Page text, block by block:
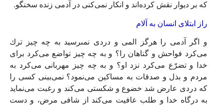
كه بر ديوار نقش كرده‌‏اند و انكار نمى‏‌كنى در آدمى زنده سخنگو.
راز ابتلاى انسان به آلام‏
و اگر آدمى را هرگز المى و دردى نمى‏رسيد به چه چيز ترك
مى‏‌كرد فواحش و گناهان را؟ و به چه چيز تواضع مى‏‌كرد براى
خدا و تضرّع مى‏‌كرد نزد او؟ و به چه چيز مهربانى مى‏‌كرد به
مردم و بذل و صدقات به مساكين مى‏‌نمود؟ نمى‏‌بينى كسى را
كه دردى عارض شد خضوع و شكستى مى‏‌كند و رغبت مى‏‌نمايد
به درگاه خدا و طلب عافيت مى‏‌كند از شافى مرض، و دست